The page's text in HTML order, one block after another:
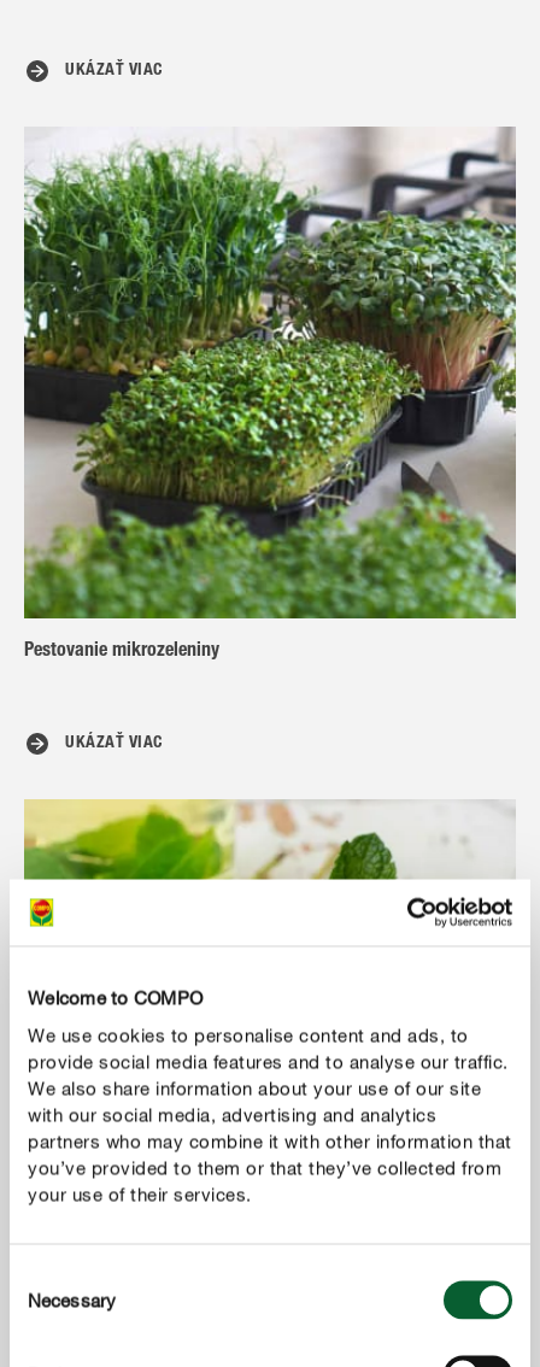
Welcome to COMPO
We use cookies to personalise content and ads, to
provide social media features and to analyse our traffic.
We also share information about your use of our site
with our social media, advertising and analytics
partners who may combine it with other information that
you’ve provided to them or that they’ve collected from
your use of their services.
Selection
Necessary
UKÁZAŤ VIAC
Pestovanie mikrozeleniny
UKÁZAŤ VIAC
Domáce lieky proti prechladnutiu: 5 liečivých byliniek zo